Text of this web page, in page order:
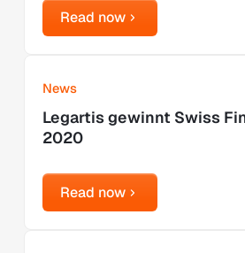
Read now
Read now
News
Legartis gewinnt Swiss
2020
Read now
Read now